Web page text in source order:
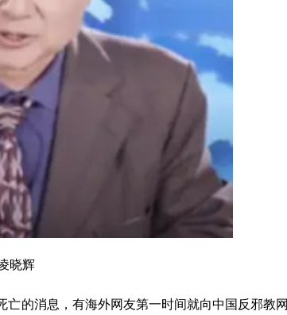
晓辉
亡的消息，有海外网友第一时间就向中国反邪教网